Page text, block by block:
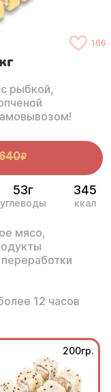
166
рыбкой,
R
53г
углеводы
345
ккал
мясо,
12 часов
200гр.